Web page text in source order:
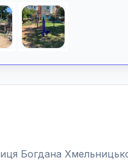
Богдана